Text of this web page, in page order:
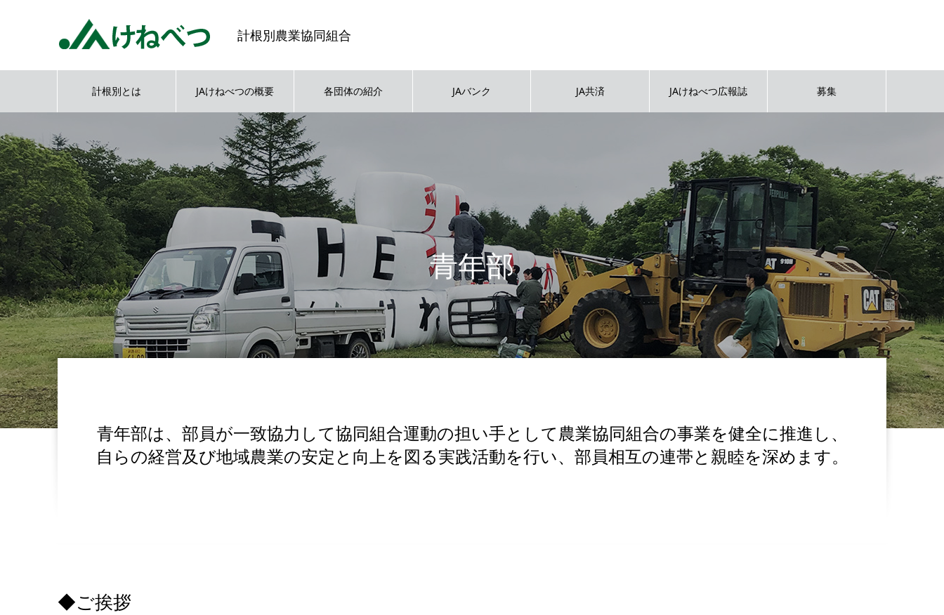
計根別農業協同組合
計根別とは JAけねべつの概要 各団体の紹介 JAバンク JA共済 JAけねべつ広報誌 募集
青年部
青年部は、部員が一致協力して協同組合運動の担い手として農業協同組合の事業を健全に推進し、
自らの経営及び地域農業の安定と向上を図る実践活動を行い、部員相互の連帯と親睦を深めます。
◆ご挨拶